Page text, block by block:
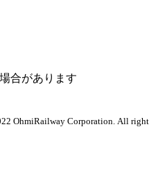
合があります
OhmiRailway Corporation. All